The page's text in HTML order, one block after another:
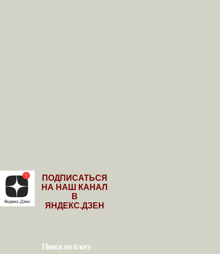
ПОДПИСАТЬСЯ
НА НАШ КАНАЛ
В
ЯНДЕКС.ДЗЕН
Поиск по блогу